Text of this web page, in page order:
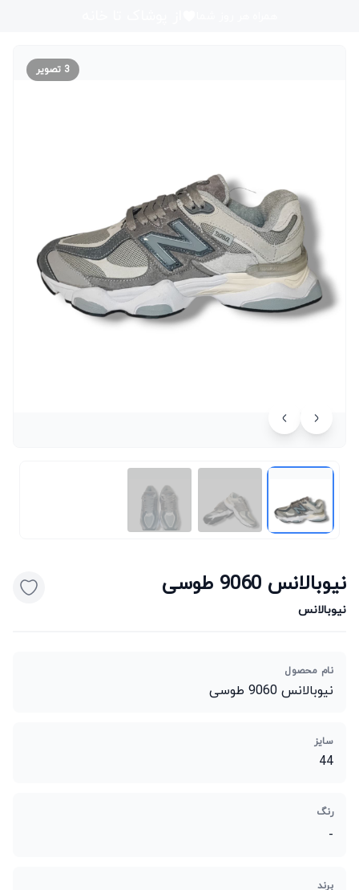
3 تصویر
نیوبالانس 9060 طوسی
نیوبالانس
نام محصول
نیوبالانس 9060 طوسی
سایز
44
رنگ
-
برند